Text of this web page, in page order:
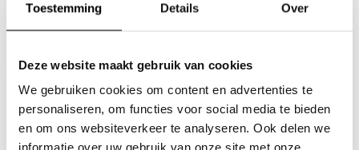
Toestemming Details Over
Deze website maakt gebruik van cookies
We gebruiken cookies om content en advertenties te
personaliseren, om functies voor social media te bieden
en om ons websiteverkeer te analyseren. Ook delen we
informatie over uw gebruik van onze site met onze
Creative Hub
Work
Contact